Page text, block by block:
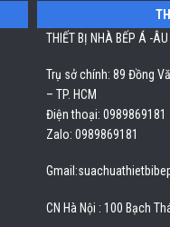
THIẾT BỊ NHÀ BẾP Á -ÂU
Trụ sở chính: 89 Đồng
– TP. HCM
Điện thoại: 0989869181
Zalo: 0989869181
Gmail:
CN Hà Nội : 100 Bạch